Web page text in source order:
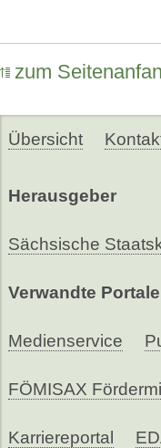
zum
Übersicht
Herausgeber
Sächsische
Verwandte Portale
Medienservice
FÖMISAX
Karriereportal